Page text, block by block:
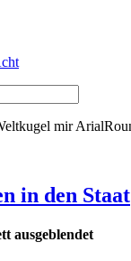
in den Staat
ausgeblendet